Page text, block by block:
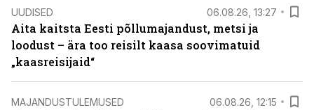
UUDISED 06.08.26, 13:27
Aita kaitsta Eesti põllumajandust, metsi ja
loodust – ära too reisilt kaasa soovimatuid
„kaasreisijaid“
MAJANDUSTULEMUSED 06.08.26, 12:15